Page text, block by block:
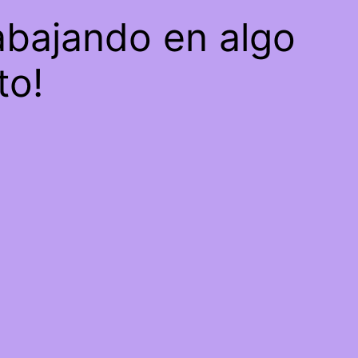
en algo